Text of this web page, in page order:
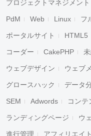
プロジェクトマネジメント
PdM Web Linux フ
ポータルサイト HTML5
コーダー CakePHP
ウェブデザイン ウェブ
グロースハック データ
SEM Adwords コンテ
ランディングページ ウ
進行管理 アフィリエイト